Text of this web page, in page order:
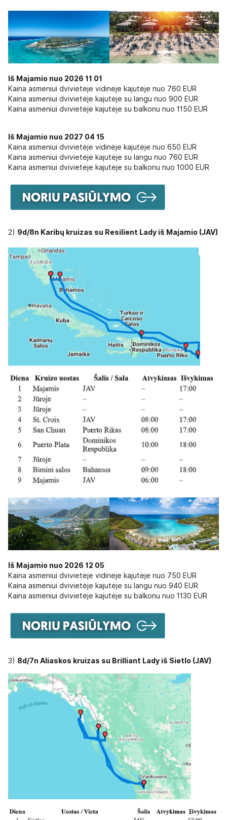
Iš Majamio nuo 2026 11 01
Kaina asmeniui dvivietėje vidinėje kajutėje nuo 760 EUR
Kaina asmeniui dvivietėje kajutėje su langu nuo 900 EUR
Kaina asmeniui dvivietėje kajutėje su balkonu nuo 1150 EUR
Iš Majamio nuo 2027 04 15
Kaina asmeniui dvivietėje vidinėje kajutėje nuo 650 EUR
Kaina asmeniui dvivietėje kajutėje su langu nuo 760 EUR
Kaina asmeniui dvivietėje kajutėje su balkonu nuo 1000 EUR
2) 9d/8n Karibų kruizas su Resilient Lady iš Majamio (JAV)
Iš Majamio nuo 2026 12 05
Kaina asmeniui dvivietėje vidinėje kajutėje nuo 750 EUR
Kaina asmeniui dvivietėje kajutėje su langu nuo 940 EUR
Kaina asmeniui dvivietėje kajutėje su balkonu nuo 1130 EUR
3) 8d/7n Aliaskos kruizas su Brilliant Lady iš Sietlo (JAV)